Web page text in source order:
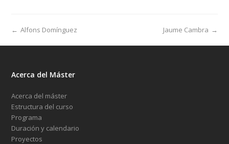
Jaume Cambra →
← Alfons Domínguez
Acerca del Máster
Acerca del máster
Estructura del curso
Programa
Duración y calendario
Proyectos